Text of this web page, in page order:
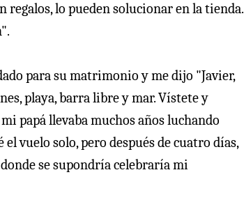
regalos, lo pueden solucionar en la tienda.
para su matrimonio y me dijo "Javier,
playa, barra libre y mar. Vístete y
papá llevaba muchos años luchando
vuelo solo, pero después de cuatro días,
se supondría celebraría mi